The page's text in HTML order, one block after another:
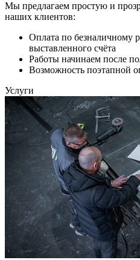
Мы предлагаем простую и
наших клиентов:
Оплата по безналичному
выставленного счёта
Работы начинаем после
Возможность поэтапной
Услуги